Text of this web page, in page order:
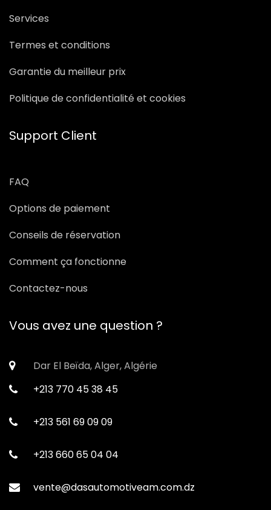
Services
Termes et conditions
Garantie du meilleur prix
Politique de confidentialité et cookies
Support Client
FAQ
Options de paiement
Conseils de réservation
Comment ça fonctionne
Contactez-nous
Vous avez une question ?
Dar El Beïda, Alger, Algérie
+213 770 45 38 45
+213 561 69 09 09
+213 660 65 04 04
vente@dasautomotiveam.com.dz